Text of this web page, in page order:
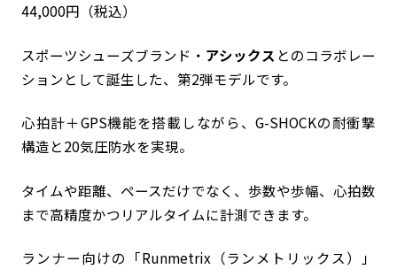
44,000円（税込）
スポーツシューズブランド・ アシックス とのコラボレー
ションとして誕生した、第2弾モデルです。
心拍計＋GPS機能を搭載しながら、G-SHOCKの耐衝撃
構造と20気圧防水を実現。
タイムや距離、ペースだけでなく、歩数や歩幅、心拍数
まで高精度かつリアルタイムに計測できます。
ランナー向けの「Runmetrix（ランメトリックス）」